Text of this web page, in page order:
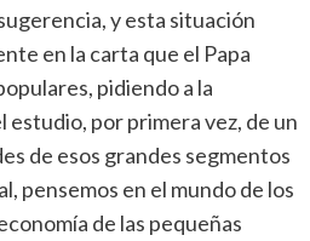
y esta situación
en la carta que el Papa
pidiendo a la
por primera vez, de un
de esos grandes segmentos
pensemos en el mundo de los
de las pequeñas